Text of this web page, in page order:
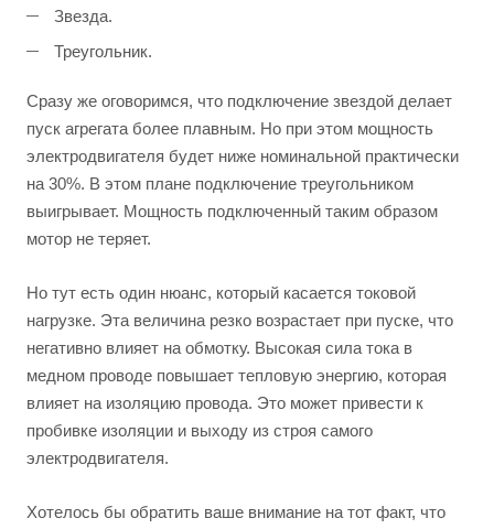
Звезда.
Треугольник.
Сразу же оговоримся, что подключение звездой делает
пуск агрегата более плавным. Но при этом мощность
электродвигателя будет ниже номинальной практически
на 30%. В этом плане подключение треугольником
выигрывает. Мощность подключенный таким образом
мотор не теряет.
Но тут есть один нюанс, который касается токовой
нагрузке. Эта величина резко возрастает при пуске, что
негативно влияет на обмотку. Высокая сила тока в
медном проводе повышает тепловую энергию, которая
влияет на изоляцию провода. Это может привести к
пробивке изоляции и выходу из строя самого
электродвигателя.
Хотелось бы обратить ваше внимание на тот факт, что